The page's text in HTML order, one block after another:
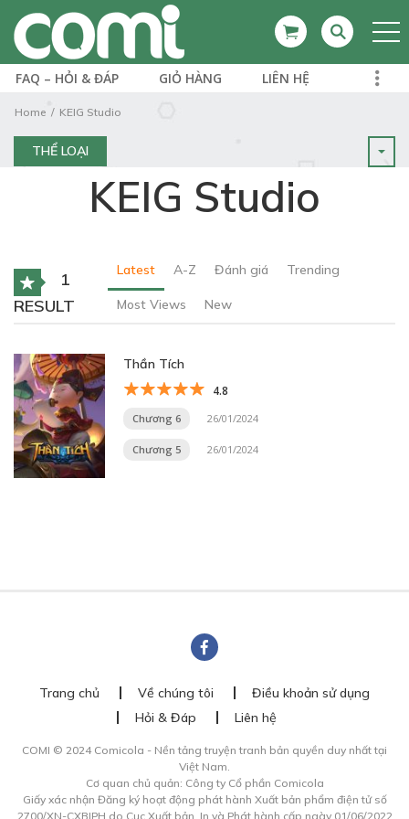
FAQ – HỎI & ĐÁP GIỎ HÀNG LIÊN HỆ
Home KEIG Studio
THỂ LOẠI
KEIG Studio
1
RESULT
Latest A-Z Đánh giá Trending
Most Views New
Thần Tích
4.8
Chương 6 26/01/2024
Chương 5 26/01/2024
Trang chủ Về chúng tôi
Điều khoản sử dụng
Hỏi & Đáp
Liên hệ
COMI © 2024 Comicola - Nền tảng truyện tranh bản quyền duy nhất tại
Việt Nam.
Cơ quan chủ quản: Công ty Cổ phần Comicola
Giấy xác nhận Đăng ký hoạt động phát hành Xuất bản phẩm điện tử số
2700/XN-CXBIPH do Cục Xuất bản, In và Phát hành cấp ngày 01/06/2022